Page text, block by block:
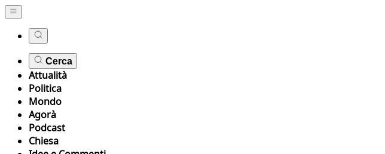
Cerca
Attualità
Politica
Mondo
Agorà
Podcast
Chiesa